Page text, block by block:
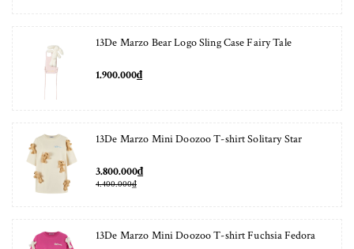
13De Marzo Bear Logo Sling Case Fairy Tale
1.900.000₫
13De Marzo Mini Doozoo T-shirt Solitary Star
3.800.000₫
4.400.000₫
13De Marzo Mini Doozoo T-shirt Fuchsia Fedora